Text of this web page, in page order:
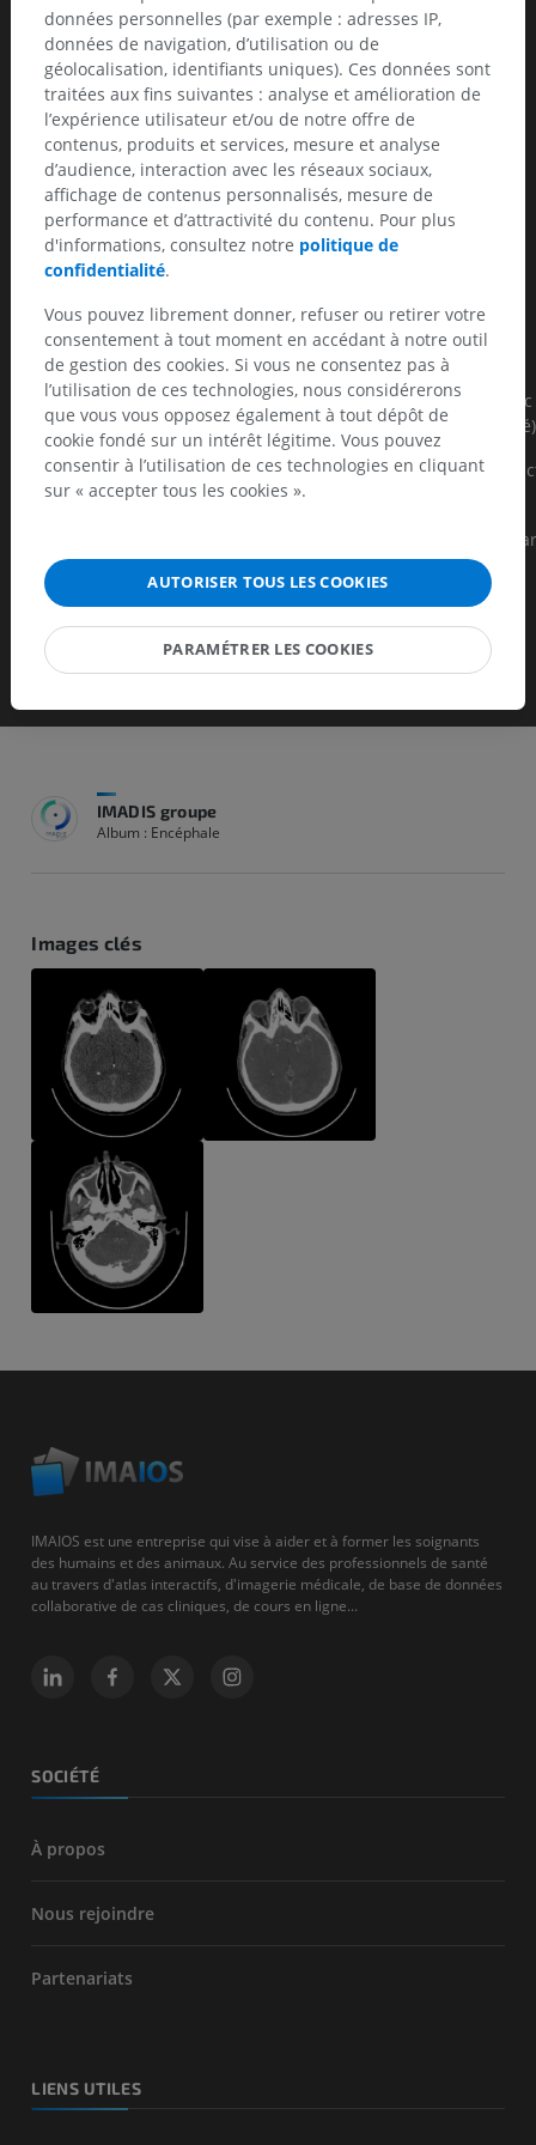
Pansinusite compliquée d'une atteinte méningée et
d'empyème sous dural avec effet de masse sur la ligne
médiane.
Discussion
Le patient a bénéficié d'une prise en charge chirurgicale
combinée ORL et neurochirurgicale permettant un évolution
favorable.
- Les empyèmes sont des complications rares d'infections
locales (sinusites, mastoidite)
- L'empyème peut être de topographie extra-durale (pronostic
plutôt bon) ou sous-durale ( pronostic nettement plus réservé)
- Intérêt de l'IRM dans le bilan précis des atteintes avec
dans la prise en charge.
- Extension de l'atteinte infectieuse des infections ORL soit par
contiguité, soit par atteinte infectieuse veineuse des veines
IMADIS groupe
Album : Encéphale
Images clés
IMAIOS est une entreprise qui vise à aider et à former les soignants
des humains et des animaux. Au service des professionnels de santé
au travers d'atlas interactifs, d'imagerie médicale, de base de données
collaborative de cas cliniques, de cours en ligne...
SOCIÉTÉ
À propos
Nous rejoindre
Partenariats
LIENS UTILES
données personnelles (par exemple : adresses IP,
données de navigation, d’utilisation ou de
géolocalisation, identifiants uniques). Ces données sont
traitées aux fins suivantes : analyse et amélioration de
l’expérience utilisateur et/ou de notre offre de
contenus, produits et services, mesure et analyse
d’audience, interaction avec les réseaux sociaux,
affichage de contenus personnalisés, mesure de
performance et d’attractivité du contenu. Pour plus
d'informations, consultez notre politique de
confidentialité.
Vous pouvez librement donner, refuser ou retirer votre
consentement à tout moment en accédant à notre outil
de gestion des cookies. Si vous ne consentez pas à
l’utilisation de ces technologies, nous considérerons
que vous vous opposez également à tout dépôt de
cookie fondé sur un intérêt légitime. Vous pouvez
consentir à l’utilisation de ces technologies en cliquant
sur « accepter tous les cookies ».
AUTORISER TOUS LES COOKIES
PARAMÉTRER LES COOKIES